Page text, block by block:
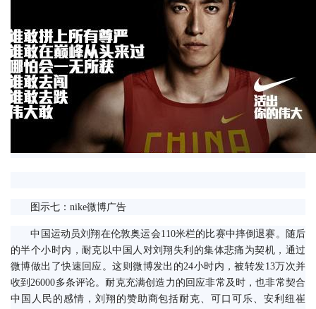
图示七：nike微博广告
中国运动员刘翔在伦敦奥运会110米栏的比赛中摔倒退赛。随后
的半个小时内，耐克以中国人对刘翔失利的集体悲痛为契机，通过
微博做出了快速回应。这则微博发出的24小时内，被转发13万次并
收到26000多条评论。耐克充满创造力的回应非常及时，也非常契合
中国人民的感情，刘翔的赞助商包括耐克、可口可乐、安利纽崔